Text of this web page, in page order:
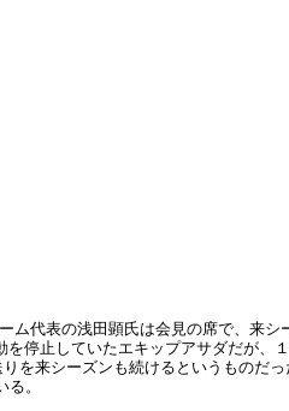
代表の浅田顕氏は会見の席で、来
停止していたエキップアサダだが、
を来シーズンも続けるというものだ
。